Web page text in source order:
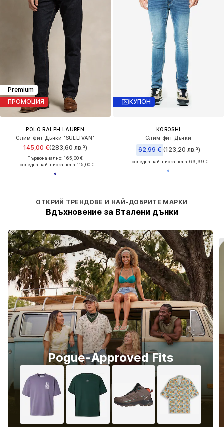
Premium
ПРОМОЦИЯ
POLO RALPH LAUREN
Слим фит Дънки 'SULLIVAN'
145,00 €(283,60 лв.³)
Първоначално: 165,00 €
Последна най-ниска цена:115,00 €
КУПОН
KOROSHI
Слим фит Дънки
62,99 € (123,20 лв.³)
Последна най-ниска цена:69,99 €
ОТКРИЙ ТРЕНДОВЕ И НАЙ-ДОБРИТЕ МАРКИ
Вдъхновение за Вталени дънки
Pogue-Approved Fits